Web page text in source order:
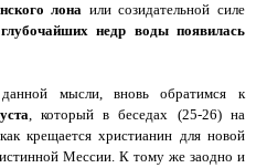
лона или созидательной силе
недр воды появилась
мысли, вновь обратимся к
, который в беседах (25-26) на
крещается христианин для новой
Мессии. К тому же заодно и